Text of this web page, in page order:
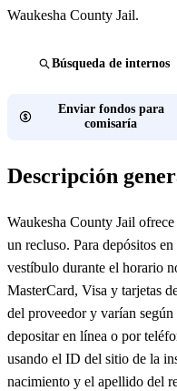
Waukesha County Jail.
Búsqueda de internos
Enviar fondos para
comisaría
Descripción
Waukesha County Jail
un recluso. Para depósitos
vestíbulo durante el horario
MasterCard, Visa y tarjetas
del proveedor y varían
depositar en línea o por
usando el ID del sitio de la
nacimiento y el apellido del